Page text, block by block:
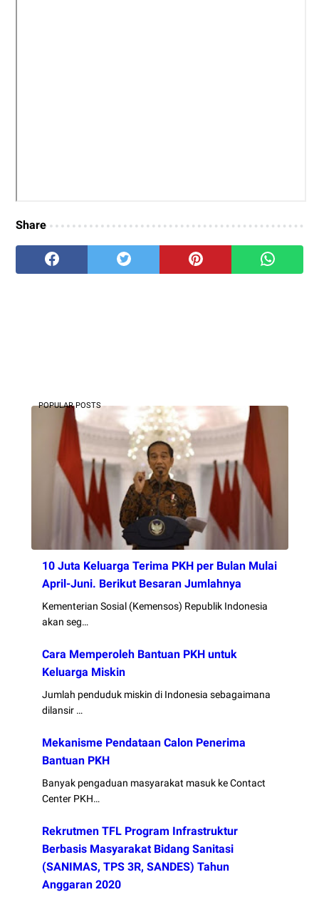
Share
POPULAR POSTS
10 Juta Keluarga Terima PKH per Bulan Mulai
April-Juni. Berikut Besaran Jumlahnya
Kementerian Sosial (Kemensos) Republik Indonesia
akan seg…
Cara Memperoleh Bantuan PKH untuk
Keluarga Miskin
Jumlah penduduk miskin di Indonesia sebagaimana
dilansir …
Mekanisme Pendataan Calon Penerima
Bantuan PKH
Banyak pengaduan masyarakat masuk ke Contact
Center PKH…
Rekrutmen TFL Program Infrastruktur
Berbasis Masyarakat Bidang Sanitasi
(SANIMAS, TPS 3R, SANDES) Tahun
Anggaran 2020